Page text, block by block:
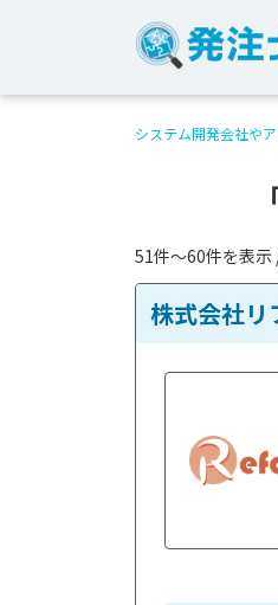
システム開発会社や
51件〜60件を表示
株式会社リ